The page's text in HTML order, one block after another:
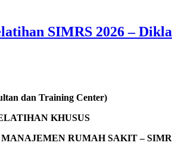
SIMRS 2026 –
dan Training Center)
KHUSUS
RUMAH SAKIT –